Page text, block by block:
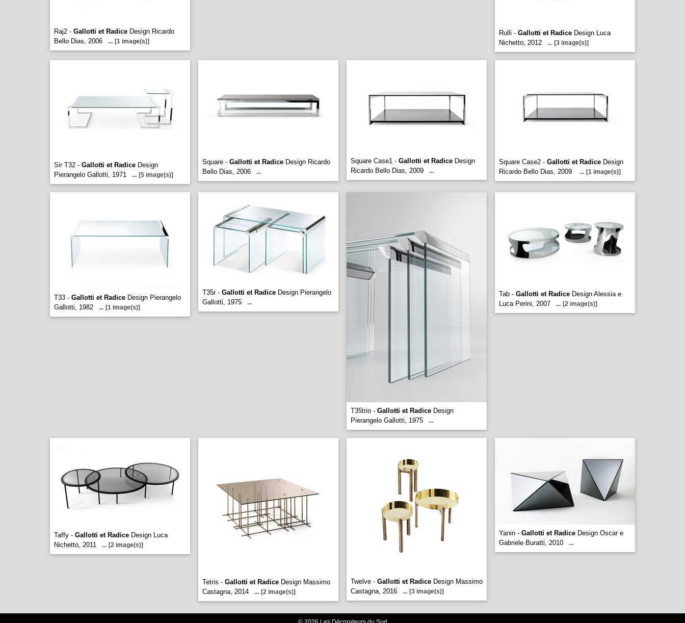
Raj2 - Gallotti et Radice Design Ricardo
Bello Dias, 2006
... [1 image(s)]
Rulli - Gallotti et Radice Design Luca
Nichetto, 2012
... [3 image(s)]
Sir T32 - Gallotti et Radice Design
Pierangelo Gallotti, 1971
... [5 image(s)]
Square - Gallotti et Radice Design Ricardo
Bello Dias, 2006
...
Square Case1 - Gallotti et Radice Design
Ricardo Bello Dias, 2009
...
Square Case2 - Gallotti et Radice Design
Ricardo Bello Dias, 2009
... [1 image(s)]
T33 - Gallotti et Radice Design Pierangelo
Gallotti, 1982
... [1 image(s)]
T35r - Gallotti et Radice Design Pierangelo
Gallotti, 1975
...
T35trio - Gallotti et Radice Design
Pierangelo Gallotti, 1975
...
Tab - Gallotti et Radice Design Alessia e
Luca Perini, 2007
... [2 image(s)]
Taffy - Gallotti et Radice Design Luca
Nichetto, 2011
... [2 image(s)]
Tetris - Gallotti et Radice Design Massimo
Castagna, 2014
... [2 image(s)]
Twelve - Gallotti et Radice Design Massimo
Castagna, 2016
... [3 image(s)]
Yanin - Gallotti et Radice Design Oscar e
Gabriele Buratti, 2010
...